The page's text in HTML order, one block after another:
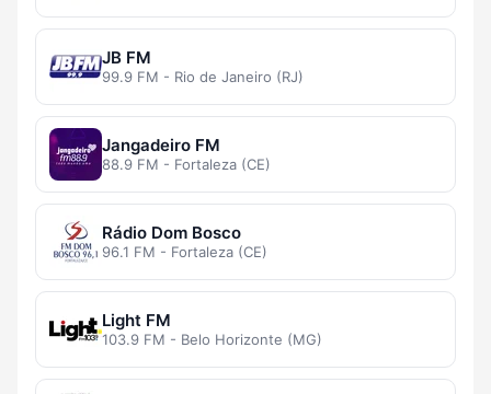
JB FM
99.9 FM - Rio de Janeiro (RJ)
Jangadeiro FM
88.9 FM - Fortaleza (CE)
Rádio Dom Bosco
96.1 FM - Fortaleza (CE)
Light FM
103.9 FM - Belo Horizonte (MG)